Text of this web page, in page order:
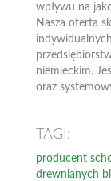
wpływu na
Nasza oferta
niemieckim.
oraz
TAGI:
producent
drewnianych